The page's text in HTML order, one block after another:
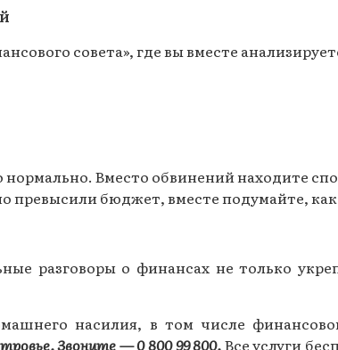
совета», где вы вместе
Вместо обвинений находите
превысили бюджет, вместе подумайте,
разговоры о финансах не только
насилия, в том числе
Звоните — 0 800 99 800.Все услуги